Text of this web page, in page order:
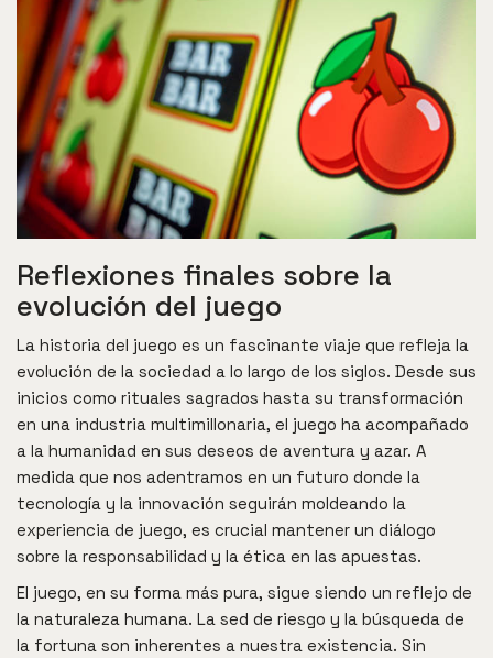
Reflexiones finales sobre la
evolución del juego
La historia del juego es un fascinante viaje que refleja la
evolución de la sociedad a lo largo de los siglos. Desde sus
inicios como rituales sagrados hasta su transformación
en una industria multimillonaria, el juego ha acompañado
a la humanidad en sus deseos de aventura y azar. A
medida que nos adentramos en un futuro donde la
tecnología y la innovación seguirán moldeando la
experiencia de juego, es crucial mantener un diálogo
sobre la responsabilidad y la ética en las apuestas.
El juego, en su forma más pura, sigue siendo un reflejo de
la naturaleza humana. La sed de riesgo y la búsqueda de
la fortuna son inherentes a nuestra existencia. Sin